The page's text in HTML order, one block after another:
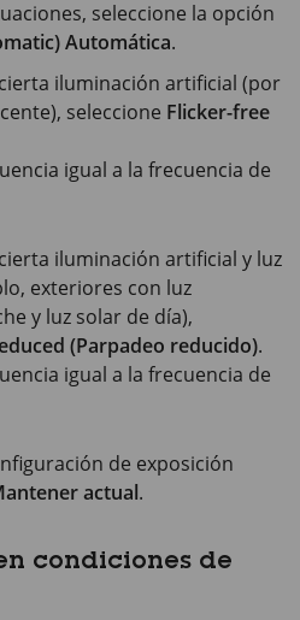
seleccione la opción
Automática.
iluminación artificial (por
seleccione Flicker-free
igual a la frecuencia de
iluminación artificial y luz
exteriores con luz
y luz solar de día),
(Parpadeo reducido).
igual a la frecuencia de
de exposición
actual.
condiciones de